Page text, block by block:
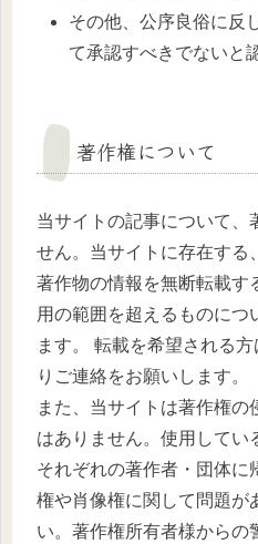
その他、公序良俗に反
て承認すべきでないと
著作権について
当サイトの記事について、
せん。当サイトに存在する
著作物の情報を無断転載す
用の範囲を超えるものにつ
ます。 転載を希望される方
りご連絡をお願いします。
また、当サイトは著作権
はありません。使用してい
それぞれの著作者・団体に
権や肖像権に関して問題が
い。著作権所有者様からの